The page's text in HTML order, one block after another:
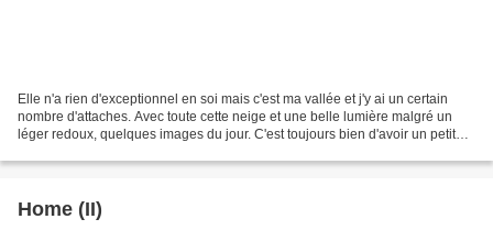
Elle n'a rien d'exceptionnel en soi mais c'est ma vallée et j'y ai un certain
nombre d'attaches. Avec toute cette neige et une belle lumière malgré un
léger redoux, quelques images du jour. C'est toujours bien d'avoir un petit
Home (II)